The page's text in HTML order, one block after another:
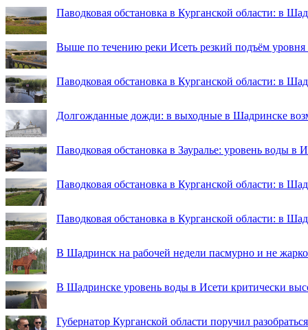
Паводковая обстановка в Курганской области: в
Выше по течению реки Исеть резкий подъём
Паводковая обстановка в Курганской области: в
Долгожданные дожди: в выходные в Шадринске
Паводковая обстановка в Зауралье: уровень воды в
Паводковая обстановка в Курганской области: в
Паводковая обстановка в Курганской области: в
В Шадринск на рабочей недели пасмурно и не жарко
В Шадринске уровень воды в Исети критически
Губернатор Курганской области поручил